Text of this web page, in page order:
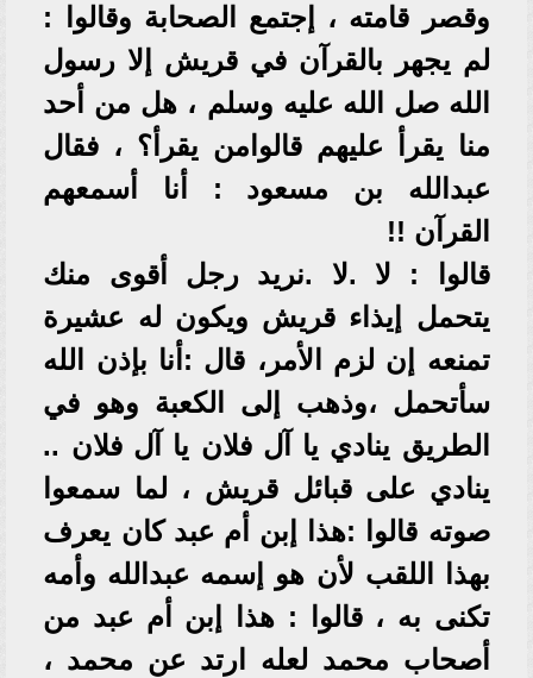
وقصر قامته ، إجتمع الصحابة وقالوا :
لم يجهر بالقرآن في قريش إلا رسول
الله صل الله عليه وسلم ، هل من أحد
منا يقرأ عليهم قالوامن يقرأ؟ ، فقال
عبدالله بن مسعود : أنا أسمعهم
القرآن !!
قالوا : لا .لا .نريد رجل أقوى منك
يتحمل إيذاء قريش ويكون له عشيرة
تمنعه إن لزم الأمر، قال :أنا بإذن الله
سأتحمل ،وذهب إلى الكعبة وهو في
الطريق ينادي يا آل فلان يا آل فلان ..
ينادي على قبائل قريش ، لما سمعوا
صوته قالوا :هذا إبن أم عبد كان يعرف
بهذا اللقب لأن هو إسمه عبدالله وأمه
تكنى به ، قالوا : هذا إبن أم عبد من
أصحاب محمد لعله ارتد عن محمد ،